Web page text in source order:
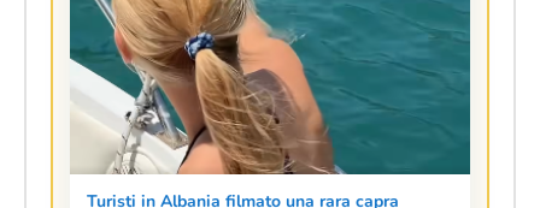
Sotto l'isola di Sazan si cela una "città
nascosta": la prossima grande opportunità di
investimento eco-lusso in Albania.